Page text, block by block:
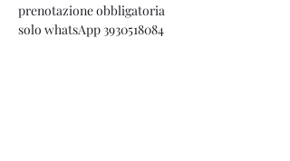
prenotazione obbligatoria
solo whatsApp 3930518084